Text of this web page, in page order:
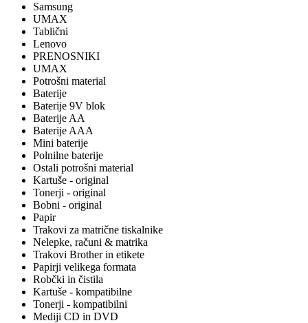
Samsung
UMAX
Tablični
Lenovo
PRENOSNIKI
UMAX
Potrošni material
Baterije
Baterije 9V blok
Baterije AA
Baterije AAA
Mini baterije
Polnilne baterije
Ostali potrošni material
Kartuše - original
Tonerji - original
Bobni - original
Papir
Trakovi za matrične tiskalnike
Nelepke, računi & matrika
Trakovi Brother in etikete
Papirji velikega formata
Robčki in čistila
Kartuše - kompatibilne
Tonerji - kompatibilni
Mediji CD in DVD